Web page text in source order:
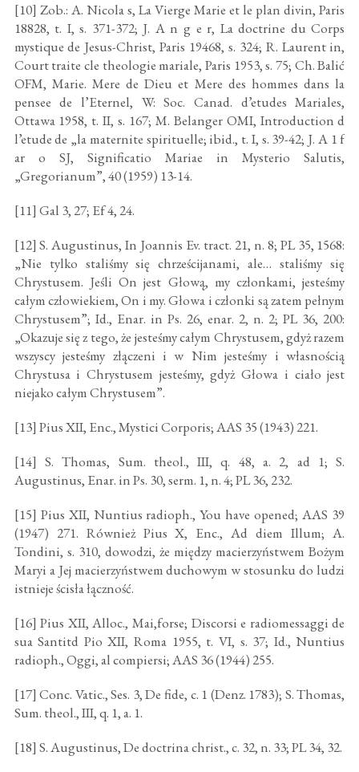
[10] Zob.: A. Nicola s, La Vierge Marie et le plan divin, Paris
18828, t. I, s. 371-372; J. A n g e r, La doctrine du Corps
mystique de Jesus-Christ, Paris 19468, s. 324; R. Laurent in,
Court traite cle theologie mariale, Paris 1953, s. 75; Ch. Balić
OFM, Marie. Mere de Dieu et Mere des hommes dans la
pensee de l’Eternel, W: Soc. Canad. d’etudes Mariales,
Ottawa 1958, t. II, s. 167; M. Belanger OMI, Introduction d
l’etude de „la maternite spirituelle; ibid., t. I, s. 39-42; J. A 1 f
ar o SJ, Significatio Mariae in Mysterio Salutis,
„Gregorianum”, 40 (1959) 13-14.
[11] Gal 3, 27; Ef 4, 24.
[12] S. Augustinus, In Joannis Ev. tract. 21, n. 8; PL 35, 1568:
„Nie tylko staliśmy się chrześcijanami, ale… staliśmy się
Chrystusem. Jeśli On jest Głową, my członkami, jesteśmy
całym człowiekiem, On i my. Głowa i członki są zatem pełnym
Chrystusem”; Id., Enar. in Ps. 26, enar. 2, n. 2; PL 36, 200:
„Okazuje się z tego, że jesteśmy całym Chrystusem, gdyż razem
wszyscy jesteśmy złączeni i w Nim jesteśmy i własnością
Chrystusa i Chrystusem jesteśmy, gdyż Głowa i ciało jest
niejako całym Chrystusem”.
[13] Pius XII, Enc., Mystici Corporis; AAS 35 (1943) 221.
[14] S. Thomas, Sum. theol., III, q. 48, a. 2, ad 1; S.
Augustinus, Enar. in Ps. 30, serm. 1, n. 4; PL 36, 232.
[15] Pius XII, Nuntius radioph., You have opened; AAS 39
(1947) 271. Również Pius X, Enc., Ad diem Illum; A.
Tondini, s. 310, dowodzi, że między macierzyństwem Bożym
Maryi a Jej macierzyństwem duchowym w stosunku do ludzi
istnieje ścisła łączność.
[16] Pius XII, Alloc., Mai,forse; Discorsi e radiomessaggi de
sua Santitd Pio XII, Roma 1955, t. VI, s. 37; Id., Nuntius
radioph., Oggi, al compiersi; AAS 36 (1944) 255.
[17] Conc. Vatic., Ses. 3, De fide, c. 1 (Denz. 1783); S. Thomas,
Sum. theol., III, q. 1, a. 1.
[18] S. Augustinus, De doctrina christ., c. 32, n. 33; PL 34, 32.